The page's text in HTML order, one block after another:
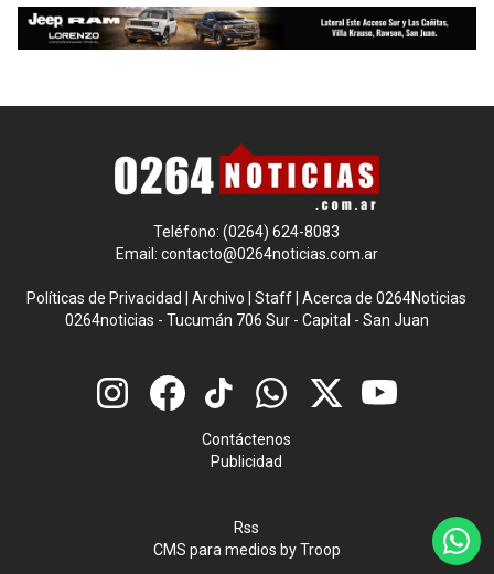
Teléfono: (0264) 624-8083
Email: contacto@0264noticias.com.ar
Políticas de Privacidad |Archivo |Staff |Acerca de 0264Noticias
0264noticias - Tucumán 706 Sur - Capital - San Juan
Contáctenos
Publicidad
Rss
CMS para medios byTroop